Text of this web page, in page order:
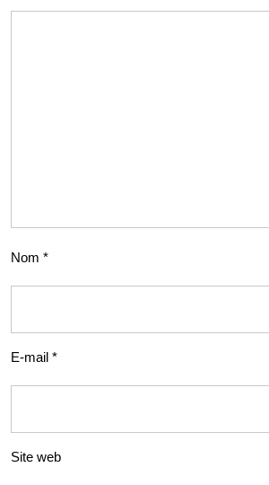
Nom *
E-mail *
Site web